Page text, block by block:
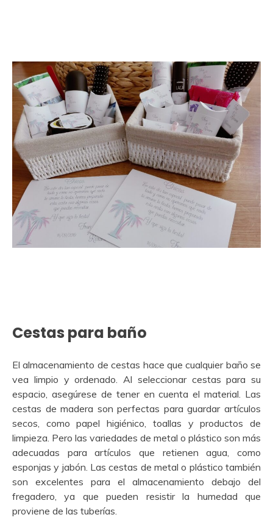
Cestas para baño
El almacenamiento de cestas hace que cualquier baño se
vea limpio y ordenado. Al seleccionar cestas para su
espacio, asegúrese de tener en cuenta el material. Las
cestas de madera son perfectas para guardar artículos
secos, como papel higiénico, toallas y productos de
limpieza. Pero las variedades de metal o plástico son más
adecuadas para artículos que retienen agua, como
esponjas y jabón. Las cestas de metal o plástico también
son excelentes para el almacenamiento debajo del
fregadero, ya que pueden resistir la humedad que
proviene de las tuberías.